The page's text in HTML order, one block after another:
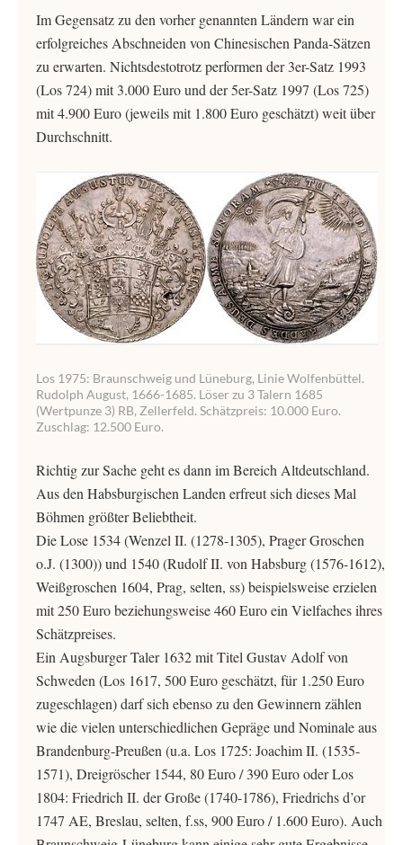
Im Gegensatz zu den vorher genannten Ländern war ein
erfolgreiches Abschneiden von Chinesischen Panda-Sätzen
zu erwarten. Nichtsdestotrotz performen der 3er-Satz 1993
(Los 724) mit 3.000 Euro und der 5er-Satz 1997 (Los 725)
mit 4.900 Euro (jeweils mit 1.800 Euro geschätzt) weit über
Durchschnitt.
Los 1975: Braunschweig und Lüneburg, Linie Wolfenbüttel.
Rudolph August, 1666-1685. Löser zu 3 Talern 1685
(Wertpunze 3) RB, Zellerfeld. Schätzpreis: 10.000 Euro.
Zuschlag: 12.500 Euro.
Richtig zur Sache geht es dann im Bereich Altdeutschland.
Aus den Habsburgischen Landen erfreut sich dieses Mal
Böhmen größter Beliebtheit.
Die Lose 1534 (Wenzel II. (1278-1305), Prager Groschen
o.J. (1300)) und 1540 (Rudolf II. von Habsburg (1576-1612),
Weißgroschen 1604, Prag, selten, ss) beispielsweise erzielen
mit 250 Euro beziehungsweise 460 Euro ein Vielfaches ihres
Schätzpreises.
Ein Augsburger Taler 1632 mit Titel Gustav Adolf von
Schweden (Los 1617, 500 Euro geschätzt, für 1.250 Euro
zugeschlagen) darf sich ebenso zu den Gewinnern zählen
wie die vielen unterschiedlichen Gepräge und Nominale aus
Brandenburg-Preußen (u.a. Los 1725: Joachim II. (1535-
1571), Dreigröscher 1544, 80 Euro / 390 Euro oder Los
1804: Friedrich II. der Große (1740-1786), Friedrichs d’or
1747 AE, Breslau, selten, f.ss, 900 Euro / 1.600 Euro). Auch